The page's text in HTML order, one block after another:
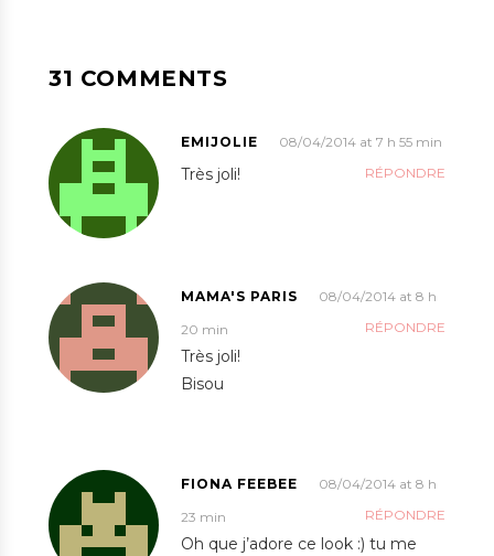
31 COMMENTS
EMIJOLIE
08/04/2014 at 7 h 55 min
RÉPONDRE
Très joli!
MAMA'S PARIS
08/04/2014 at 8 h
20 min
RÉPONDRE
Très joli!
Bisou
FIONA FEEBEE
08/04/2014 at 8 h
23 min
RÉPONDRE
Oh que j’adore ce look :) tu me